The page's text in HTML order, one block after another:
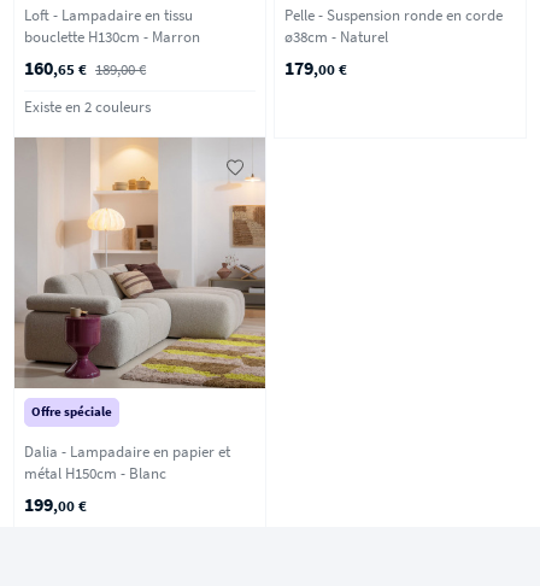
Loft - Lampadaire en tissu
bouclette H130cm - Marron
160,65 € 189,00 €
Existe en 2 couleurs
Pelle - Suspension ronde en corde
ø38cm - Naturel
179,00 €
Offre spéciale
Dalia - Lampadaire en papier et
métal H150cm - Blanc
199,00 €